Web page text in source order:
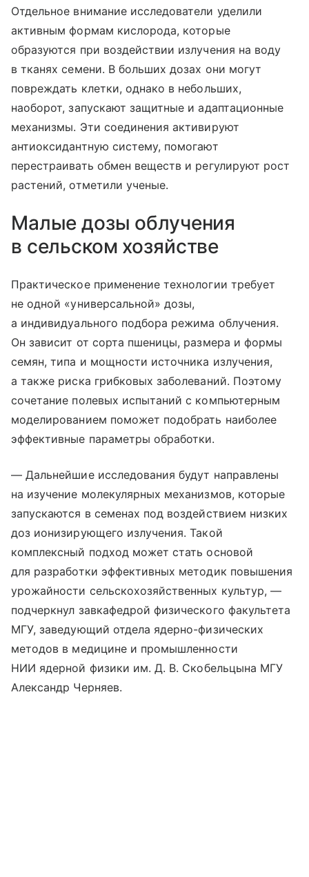
Отдельное внимание исследователи уделили
активным формам кислорода, которые
образуются при воздействии излучения на воду
в тканях семени. В больших дозах они могут
повреждать клетки, однако в небольших,
наоборот, запускают защитные и адаптационные
механизмы. Эти соединения активируют
антиоксидантную систему, помогают
перестраивать обмен веществ и регулируют рост
растений, отметили ученые.
Малые дозы облучения
в сельском хозяйстве
Практическое применение технологии требует
не одной «универсальной» дозы,
а индивидуального подбора режима облучения.
Он зависит от сорта пшеницы, размера и формы
семян, типа и мощности источника излучения,
а также риска грибковых заболеваний. Поэтому
сочетание полевых испытаний с компьютерным
моделированием поможет подобрать наиболее
эффективные параметры обработки.
— Дальнейшие исследования будут направлены
на изучение молекулярных механизмов, которые
запускаются в семенах под воздействием низких
доз ионизирующего излучения. Такой
комплексный подход может стать основой
для разработки эффективных методик повышения
урожайности сельскохозяйственных культур, —
подчеркнул завкафедрой физического факультета
МГУ, заведующий отдела ядерно-физических
методов в медицине и промышленности
НИИ ядерной физики им. Д. В. Скобельцына МГУ
Александр Черняев.